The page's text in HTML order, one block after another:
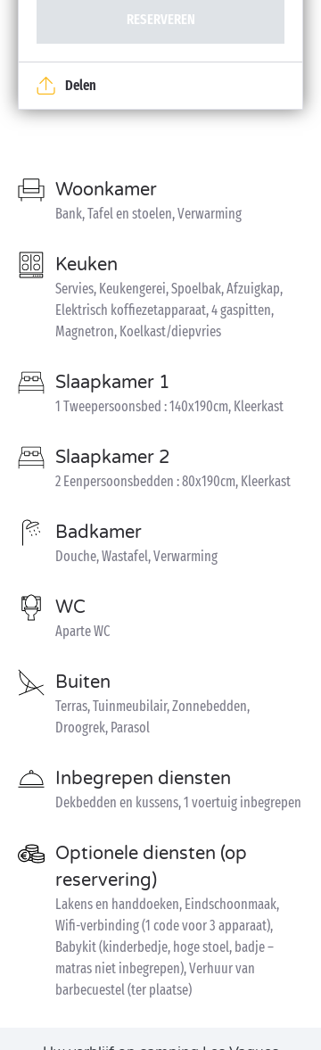
RESERVEREN
Delen
Woonkamer
Bank, Tafel en stoelen, Verwarming
Keuken
Servies, Keukengerei, Spoelbak, Afzuigkap,
Elektrisch koffiezetapparaat, 4 gaspitten,
Magnetron, Koelkast/diepvries
Slaapkamer 1
1 Tweepersoonsbed : 140x190cm, Kleerkast
Slaapkamer 2
2 Eenpersoonsbedden : 80x190cm, Kleerkast
Badkamer
Douche, Wastafel, Verwarming
WC
Aparte WC
Buiten
Terras, Tuinmeubilair, Zonnebedden,
Droogrek, Parasol
Inbegrepen diensten
Dekbedden en kussens, 1 voertuig inbegrepen
Optionele diensten (op
reservering)
Lakens en handdoeken, Eindschoonmaak,
Wifi-verbinding (1 code voor 3 apparaat),
Babykit (kinderbedje, hoge stoel, badje –
matras niet inbegrepen), Verhuur van
barbecuestel (ter plaatse)